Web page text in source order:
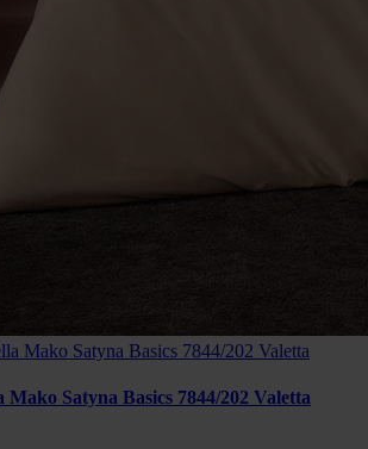
Mako Satyna Basics 7844/202 Valetta